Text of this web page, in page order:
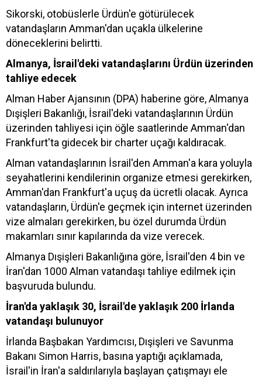
Sikorski, otobüslerle Ürdün'e götürülecek
vatandaşların Amman'dan uçakla ülkelerine
döneceklerini belirtti.
Almanya, İsrail'deki vatandaşlarını Ürdün üzerinden
tahliye edecek
Alman Haber Ajansının (DPA) haberine göre, Almanya
Dışişleri Bakanlığı, İsrail'deki vatandaşlarının Ürdün
üzerinden tahliyesi için öğle saatlerinde Amman'dan
Frankfurt'ta gidecek bir charter uçağı kaldıracak.
Alman vatandaşlarının İsrail'den Amman'a kara yoluyla
seyahatlerini kendilerinin organize etmesi gerekirken,
Amman'dan Frankfurt'a uçuş da ücretli olacak. Ayrıca
vatandaşların, Ürdün'e geçmek için internet üzerinden
vize almaları gerekirken, bu özel durumda Ürdün
makamları sınır kapılarında da vize verecek.
Almanya Dışişleri Bakanlığına göre, İsrail'den 4 bin ve
İran'dan 1000 Alman vatandaşı tahliye edilmek için
başvuruda bulundu.
İran'da yaklaşık 30, İsrail'de yaklaşık 200 İrlanda
vatandaşı bulunuyor
İrlanda Başbakan Yardımcısı, Dışişleri ve Savunma
Bakanı Simon Harris, basına yaptığı açıklamada,
İsrail'in İran'a saldırılarıyla başlayan çatışmayı ele